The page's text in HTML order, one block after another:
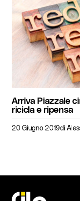
Arriva Piazzale
ricicla e ripensa
20 Giugno 2019di